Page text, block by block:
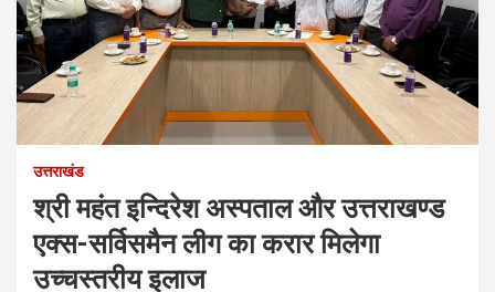
उत्तराखंड
श्री महंत इन्दिरेश अस्पताल और उत्तराखण्ड
एक्स-सर्विसमैन लीग का करार मिलेगा
उच्चस्तरीय इलाज